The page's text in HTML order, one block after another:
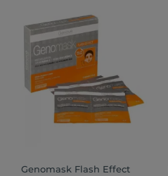
Genomask Flash Effect